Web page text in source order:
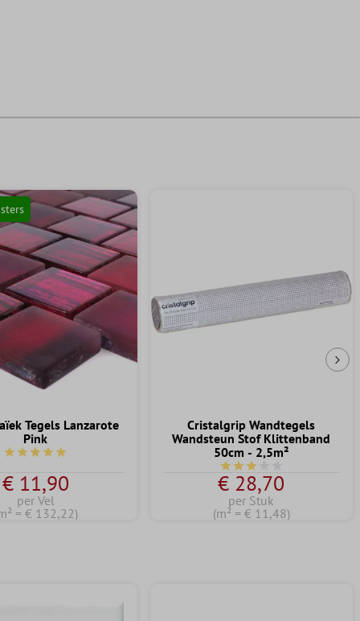
Tegels Lanzarote
Pink
Gemiddelde waardering van 5 van 5 sterren
€ 11,90
per Vel
= € 132,22)
Cristalgrip Wandtegels
Wandsteun Stof Klittenband
50cm - 2,5m²
Gemiddelde waardering
€ 28,70
per Stuk
(m² = € 11,48)